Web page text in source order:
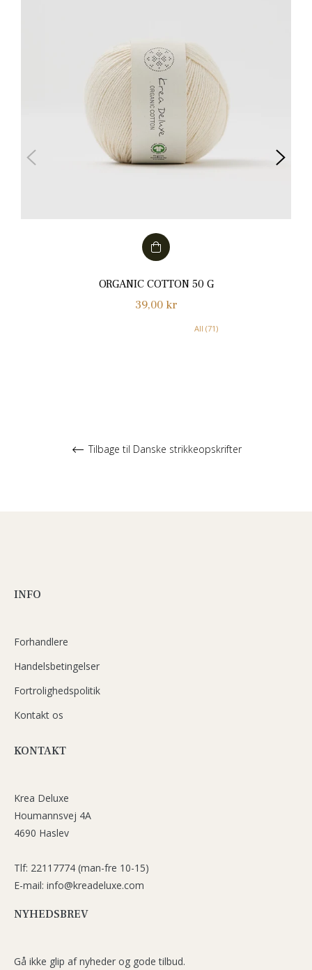
ORGANIC COTTON 50 G
Normalpris
39,00 kr
All (71)
Tilbage til Danske strikkeopskrifter
INFO
Forhandlere
Handelsbetingelser
Fortrolighedspolitik
Kontakt os
KONTAKT
Krea Deluxe
Houmannsvej 4A
4690 Haslev
Tlf: 22117774 (man-fre 10-15)
E-mail: info@kreadeluxe.com
NYHEDSBREV
Gå ikke glip af nyheder og gode tilbud.